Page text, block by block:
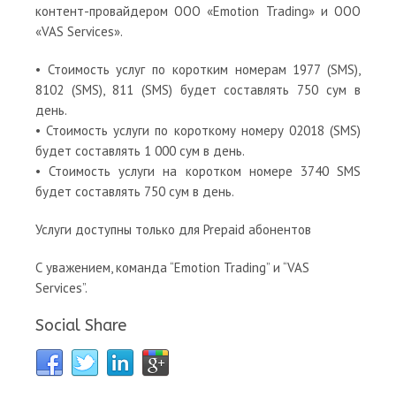
контент-провайдером ООО «Emotion Trading» и ООО
«VAS Services».
• Стоимость услуг по коротким номерам 1977 (SMS),
8102 (SMS), 811 (SMS) будет составлять 750 сум в
день.
• Стоимость услуги по короткому номеру 02018 (SMS)
будет составлять 1 000 сум в день.
• Стоимость услуги на коротком номере 3740 SMS
будет составлять 750 сум в день.
Услуги доступны только для Prepaid абонентов
С уважением, команда “Emotion Trading” и “VAS
Services”.
Social Share